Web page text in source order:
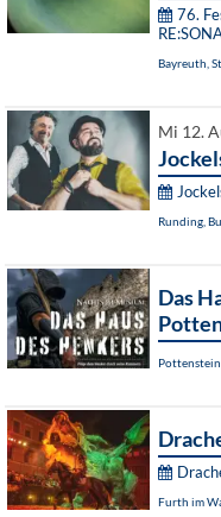
76.
Bayreuth,
Mi 12.
Runding,
Das
Furth im